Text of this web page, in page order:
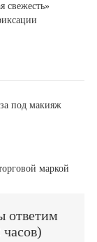
свежесть»
под макияж
маркой
ответим